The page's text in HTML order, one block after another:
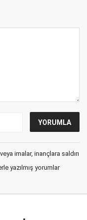
imalar, inançlara saldırı
yazılmış yorumlar